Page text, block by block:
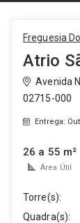
Freguesia
Atrio
Avenida
02715-000
Entrega:
26 a 55 m²
Área Útil
Torre(s):
Quadra(s):